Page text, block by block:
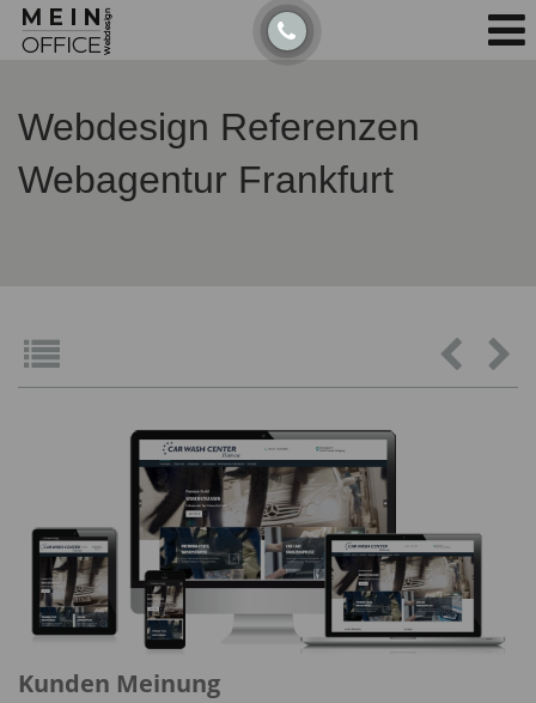
Detected no support for Speech Synthesis
Webdesign Referenzen
Webagentur Frankfurt
Kunden Meinung